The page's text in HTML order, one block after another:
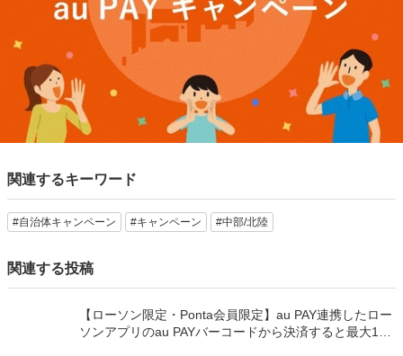
関連するキーワード
#自治体キャンペーン #キャンペーン #中部/北陸
関連する投稿
【ローソン限定・Ponta会員限定】au PAY連携したロー
ソンアプリのau PAYバーコードから決済すると最大100